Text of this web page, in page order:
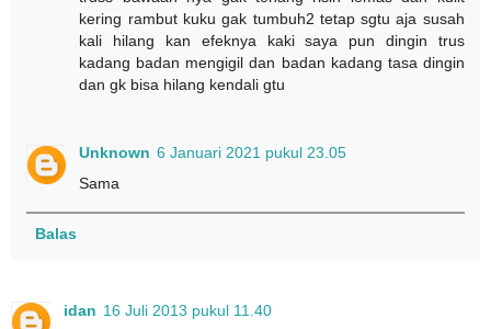
kering rambut kuku gak tumbuh2 tetap sgtu aja susah
kali hilang kan efeknya kaki saya pun dingin trus
kadang badan mengigil dan badan kadang tasa dingin
dan gk bisa hilang kendali gtu
Unknown 6 Januari 2021 pukul 23.05
Sama
Balas
idan 16 Juli 2013 pukul 11.40